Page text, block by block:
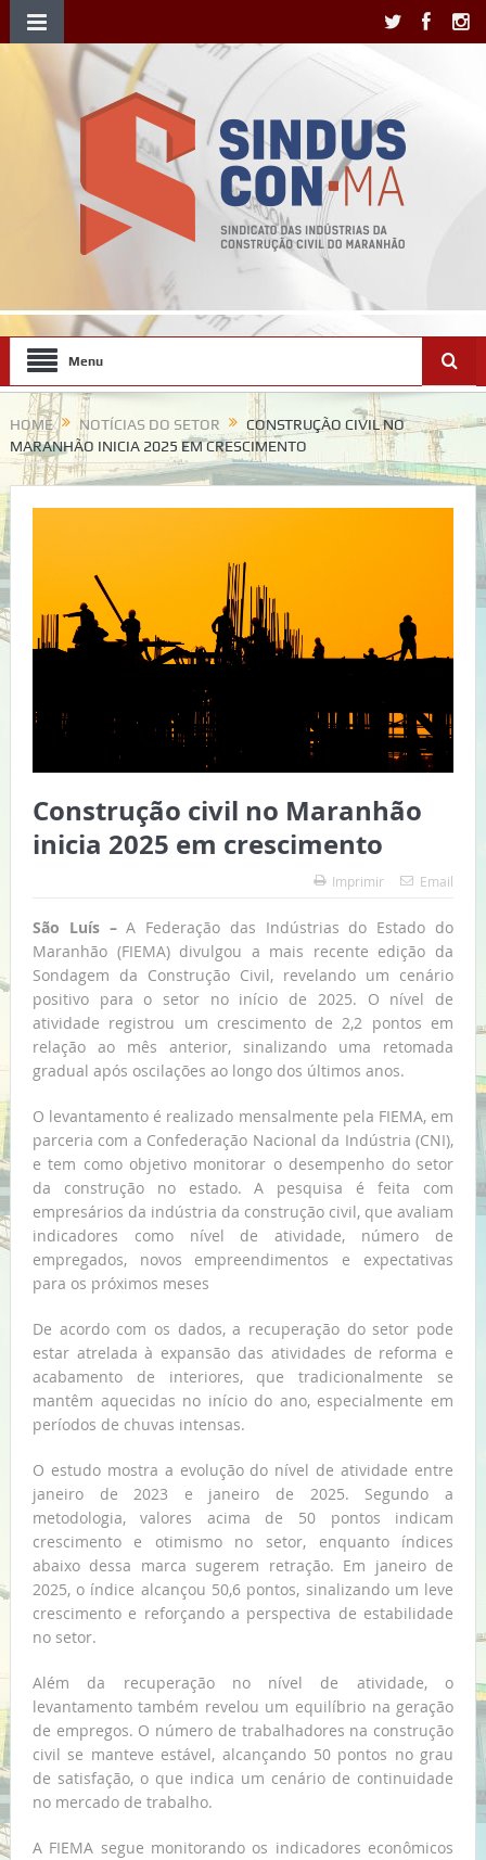
Menu
HOME NOTÍCIAS DO SETOR
CONSTRUÇÃO CIVIL NO
MARANHÃO INICIA 2025 EM CRESCIMENTO
Construção civil no Maranhão
inicia 2025 em crescimento
Imprimir Email
São Luís –A Federação das Indústrias do Estado do
Maranhão (FIEMA) divulgou a mais recente edição da
Sondagem da Construção Civil, revelando um cenário
positivo para o setor no início de 2025. O nível de
atividade registrou um crescimento de 2,2 pontos em
relação ao mês anterior, sinalizando uma retomada
gradual após oscilações ao longo dos últimos anos.
O levantamento é realizado mensalmente pela FIEMA, em
parceria com a Confederação Nacional da Indústria (CNI),
e tem como objetivo monitorar o desempenho do setor
da construção no estado. A pesquisa é feita com
empresários da indústria da construção civil, que avaliam
indicadores como nível de atividade, número de
empregados, novos empreendimentos e expectativas
para os próximos meses
De acordo com os dados, a recuperação do setor pode
estar atrelada à expansão das atividades de reforma e
acabamento de interiores, que tradicionalmente se
mantêm aquecidas no início do ano, especialmente em
períodos de chuvas intensas.
O estudo mostra a evolução do nível de atividade entre
janeiro de 2023 e janeiro de 2025. Segundo a
metodologia, valores acima de 50 pontos indicam
crescimento e otimismo no setor, enquanto índices
abaixo dessa marca sugerem retração. Em janeiro de
2025, o índice alcançou 50,6 pontos, sinalizando um leve
crescimento e reforçando a perspectiva de estabilidade
no setor.
Além da recuperação no nível de atividade, o
levantamento também revelou um equilíbrio na geração
de empregos. O número de trabalhadores na construção
civil se manteve estável, alcançando 50 pontos no grau
de satisfação, o que indica um cenário de continuidade
no mercado de trabalho.
A FIEMA segue monitorando os indicadores econômicos